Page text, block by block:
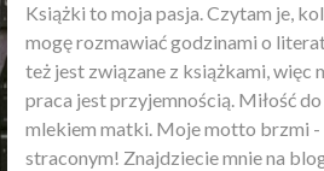
Książki to moja pasja. Czytam je,
mogę rozmawiać godzinami o
też jest związane z książkami, więc
praca jest przyjemnością. Miłość
mlekiem matki. Moje motto brzmi -
straconym! Znajdziecie mnie na